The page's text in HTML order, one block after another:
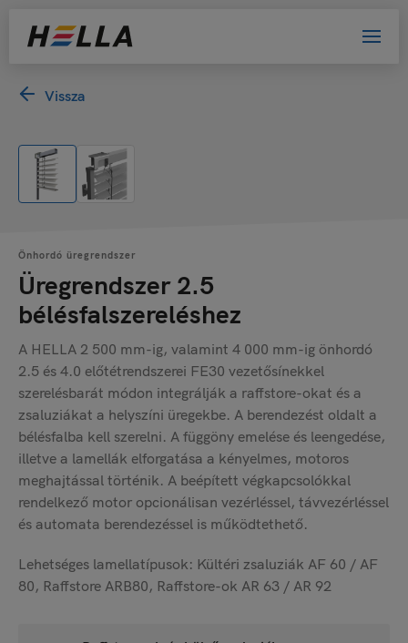
Vissza
Önhordó üregrendszer
Üregrendszer 2.5
bélésfalszereléshez
A HELLA 2 500 mm-ig, valamint 4 000 mm-ig önhordó
2.5 és 4.0 előtétrendszerei FE30 vezetősínekkel
szerelésbarát módon integrálják a raffstore-okat és a
zsaluziákat a helyszíni üregekbe. A berendezést oldalt a
bélésfalba kell szerelni. A függöny emelése és leengedése,
illetve a lamellák elforgatása a kényelmes, motoros
meghajtással történik. A beépített végkapcsolókkal
rendelkező motor opcionálisan vezérléssel, távvezérléssel
és automata berendezéssel is működtethető.
Lehetséges lamellatípusok: Kültéri zsaluziák AF 60 / AF
80, Raffstore ARB80, Raffstore-ok AR 63 / AR 92